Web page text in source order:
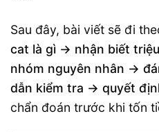
Sau đây, bài viết sẽ đi
cat là gì → nhận biết
nhóm nguyên nhân →
dẫn kiểm tra → quyết
chẩn đoán trước khi tốn